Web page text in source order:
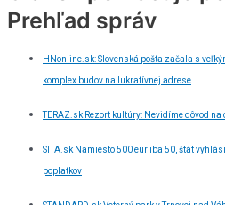
Prehľad správ
HNonline.sk: Slovenská pošta začala s
komplex budov na lukratívnej adrese
TERAZ.sk Rezort kultúry: Nevidíme dôvod
SITA.sk Namiesto 500 eur iba 50, štát
poplatkov